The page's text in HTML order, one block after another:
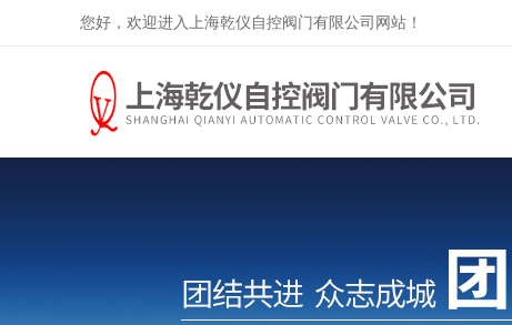
您好，欢迎进入上海乾仪自控阀门有限公司网站！